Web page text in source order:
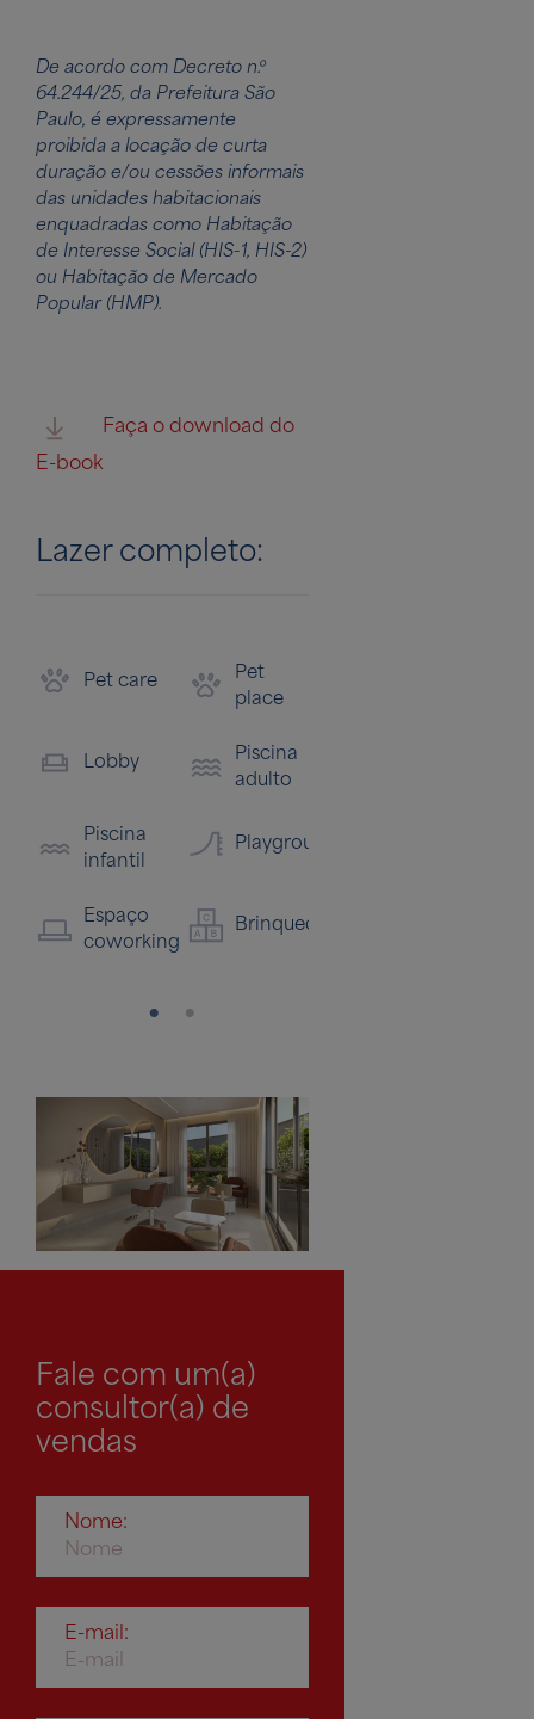
De acordo com Decreto n.º
64.244/25, da Prefeitura São
Paulo, é expressamente
proibida a locação de curta
duração e/ou cessões informais
das unidades habitacionais
enquadradas como Habitação
de Interesse Social (HIS-1, HIS-2)
ou Habitação de Mercado
Popular (HMP).
Faça o download do
E-book
Lazer completo:
Pet care
Pet
place
Lobby
Piscina
adulto
Piscina
infantil
Playground
Espaço
coworking
Brinquedoteca
Fale com um(a)
consultor(a) de
vendas
Nome:
E-mail: